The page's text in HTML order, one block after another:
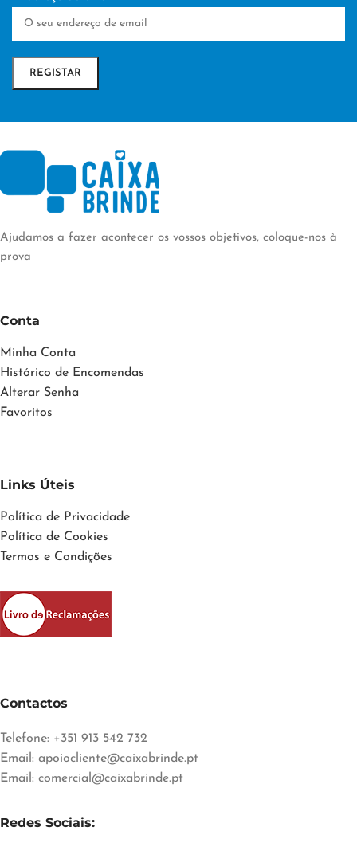
Ajudamos a fazer acontecer os vossos objetivos, coloque-nos à
prova
Conta
Minha Conta
Histórico de Encomendas
Alterar Senha
Favoritos
Links Úteis
Política de Privacidade
Política de Cookies
Termos e Condições
Contactos
Telefone: +351 913 542 732
Email: apoiocliente@caixabrinde.pt
Email: comercial@caixabrinde.pt
Redes Sociais: